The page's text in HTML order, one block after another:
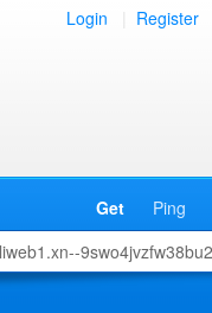
Login Register
Get Ping